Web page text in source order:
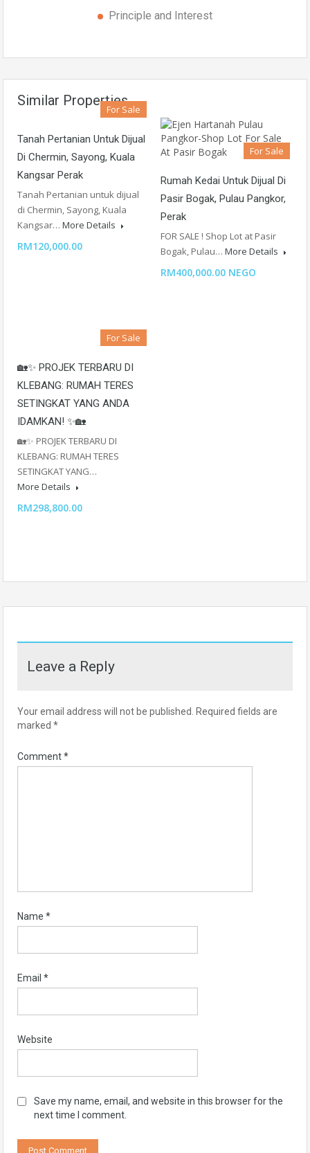
Principle and Interest
Similar Properties
For Sale
Tanah Pertanian Untuk Dijual
Di Chermin, Sayong, Kuala
Kangsar Perak
Tanah Pertanian untuk dijual
di Chermin, Sayong, Kuala
Kangsar… More Details
RM120,000.00
For Sale
Rumah Kedai Untuk Dijual Di
Pasir Bogak, Pulau Pangkor,
Perak
FOR SALE ! Shop Lot at Pasir
Bogak, Pulau… More Details
RM400,000.00 NEGO
For Sale
🏡✨ PROJEK TERBARU DI
KLEBANG: RUMAH TERES
SETINGKAT YANG ANDA
IDAMKAN! ✨🏡
🏡✨ PROJEK TERBARU DI
KLEBANG: RUMAH TERES
SETINGKAT YANG…
More Details
RM298,800.00
Leave a Reply
Your email address will not be published.
Required fields are
marked *
Comment*
Name *
Email *
Website
Save my name, email, and website in this browser for the
next time I comment.